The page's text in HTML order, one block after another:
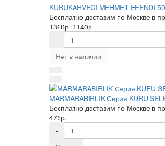
KURUKAHVECI MEHMET EFENDI
Бесплатно доставим по Москве в
1360р. 1140р.
-
Нет в наличии
MARMARABIRLIK Серия KURU
Бесплатно доставим по Москве в
475р.
-